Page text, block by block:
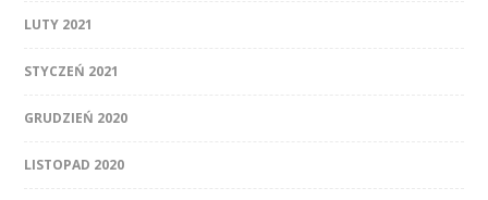
LUTY 2021
STYCZEŃ 2021
GRUDZIEŃ 2020
LISTOPAD 2020